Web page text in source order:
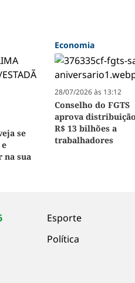
se
na sua
Economia
28/07/2026 às 13:12
Conselho do FGTS
aprova
R$ 13 bilhões a
trabalhadores
Esporte
Política